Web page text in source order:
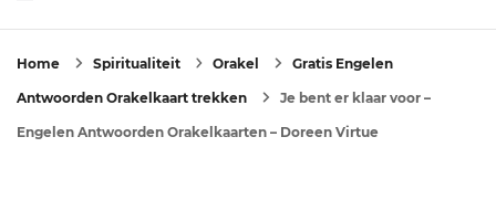
Home Spiritualiteit Orakel Gratis Engelen
Antwoorden Orakelkaart trekken Je bent er klaar voor –
Engelen Antwoorden Orakelkaarten – Doreen Virtue